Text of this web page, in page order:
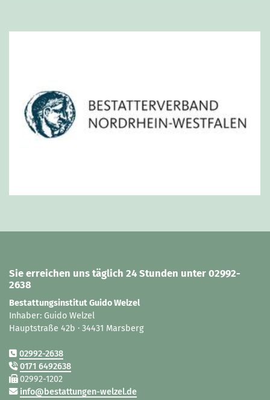
Sie erreichen uns täglich 24 Stunden unter 02992-
2638
Bestattungsinstitut Guido Welzel
Inhaber: Guido Welzel
Hauptstraße 42b · 34431 Marsberg
02992-2638
0171 6492638
02992-1202
info@bestattungen-welzel.de